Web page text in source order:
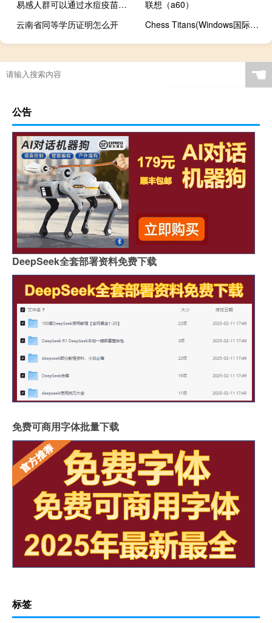
易感人群可以通过水痘疫苗得到保护
联想（a60）
云南省同等学历证明怎么开
Chess Titans(Windows国际象棋) V6.1 Win10版（Chess Titans(Windows国际象棋) V6.1 Win10版功能简介）
☚
公告
DeepSeek全套部署资料免费下载
免费可商用字体批量下载
标签